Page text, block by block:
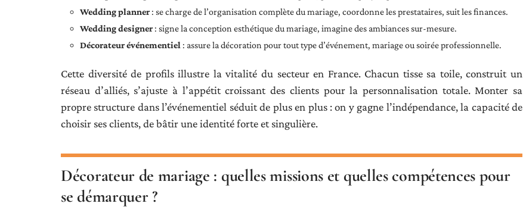
Wedding planner : se charge de l’organisation complète du mariage, coordonne les prestataires, suit les finances.
Wedding designer : signe la conception esthétique du mariage, imagine des ambiances sur-mesure.
Décorateur événementiel : assure la décoration pour tout type d’événement, mariage ou soirée professionnelle.
Cette diversité de profils illustre la vitalité du secteur en France. Chacun tisse sa toile, construit un
réseau d’alliés, s’ajuste à l’appétit croissant des clients pour la personnalisation totale. Monter sa
propre structure dans l’événementiel séduit de plus en plus : on y gagne l’indépendance, la capacité de
choisir ses clients, de bâtir une identité forte et singulière.
Décorateur de mariage : quelles missions et quelles compétences pour
se démarquer ?